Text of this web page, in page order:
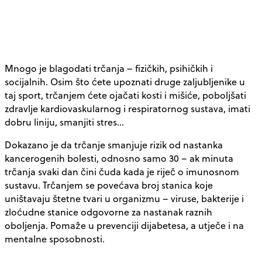
Mnogo je blagodati trčanja – fizičkih, psihičkih i
socijalnih. Osim što ćete upoznati druge zaljubljenike u
taj sport, trčanjem ćete ojačati kosti i mišiće, poboljšati
zdravlje kardiovaskularnog i respiratornog sustava, imati
dobru liniju, smanjiti stres…
Dokazano je da trčanje smanjuje rizik od nastanka
kancerogenih bolesti, odnosno samo 30 – ak minuta
trčanja svaki dan čini čuda kada je riječ o imunosnom
sustavu. Trčanjem se povećava broj stanica koje
uništavaju štetne tvari u organizmu – viruse, bakterije i
zloćudne stanice odgovorne za nastanak raznih
oboljenja. Pomaže u prevenciji dijabetesa, a utječe i na
mentalne sposobnosti.